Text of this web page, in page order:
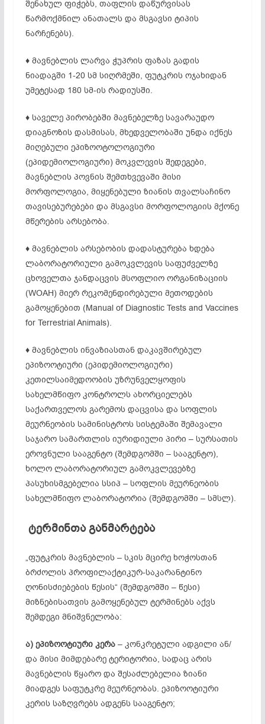
შენახულ ფიჭებს, თაფლის დაწურვისას
წარმოქმნილ ანათალს და მსგავსი ტიპის
ნარჩენებს).
♦ მავნებლის ლარვა ჭუპრის ფაზას გადის
ნიადაგში 1-20 სმ სიღრმეში, ფუტკრის ოჯახიდან
უმეტესად 180 სმ-ის რადიუსში.
♦ საველე პირობებში მავნებელზე სავარაუდო
დიაგნოზის დასმისას, მხედველობაში უნდა იქნეს
მიღებული ეპიზოოტოლოგიური
(ეპიდემიოლოგიური) მოკვლევის შედეგები,
მავნებლის პოვნის შემთხვევაში მისი
მორფოლოგია, მიყენებული ზიანის თვალსაჩინო
თავისებურებები და მსგავსი მორფოლოგიის მქონე
მწერების არსებობა.
♦ მავნებლის არსებობის დადასტურება ხდება
ლაბორატორიული გამოკვლევის საფუძველზე
ცხოველთა ჯანდაცვის მსოფლიო ორგანიზაციის
(WOAH) მიერ რეკომენდირებული მეთოდების
გამოყენებით (Manual of Diagnostic Tests and Vaccines
for Terrestrial Animals).
♦ მავნებლის ინვაზიასთან დაკავშირებულ
ეპიზოოტიური (ეპიდემიოლოგიური)
კეთილსაიმედოობის უზრუნველყოფის
სახელმწიფო კონტროლს ახორციელებს
საქართველოს გარემოს დაცვისა და სოფლის
მეურნეობის სამინისტროს სისტემაში შემავალი
საჯარო სამართლის იურიდიული პირი – სურსათის
ეროვნული სააგენტო (შემდგომში – სააგენტო),
ხოლო ლაბორატორიულ გამოკვლევებზე
პასუხისმგებელია სსიპ – სოფლის მეურნეობის
სახელმწიფო ლაბორატორია (შემდგომში – სმსლ).
ტერმინთა განმარტება
„ფუტკრის მავნებლის – სკის მცირე ხოჭოსთან
ბრძოლის პროფილაქტიკურ-საკარანტინო
ღონისძიებების წესის“ (შემდგომში – წესი)
მიზნებისათვის გამოყენებულ ტერმინებს აქვს
შემდეგი მნიშვნელობა:
ა) ეპიზოოტიური კერა– კონკრეტული ადგილი ან/
და მისი მიმდებარე ტერიტორია, სადაც არის
მავნებლის წყარო და შესაძლებელია ზიანი
მიადგეს საფუტკრე მეურნეობას. ეპიზოოტიური
კერის საზღვრებს ადგენს სააგენტო;